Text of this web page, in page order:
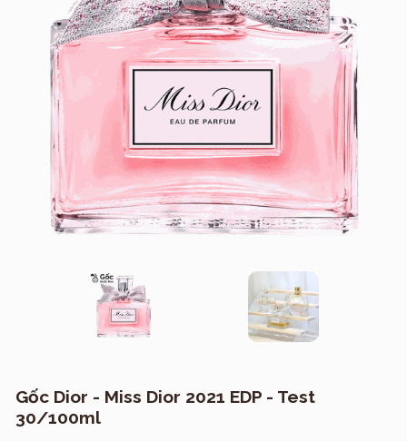
Gốc Dior - Miss Dior 2021 EDP - Test
30/100ml